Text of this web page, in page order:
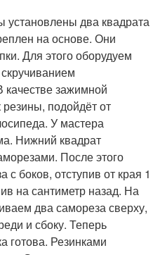
два квадрата
на основе. Они
Для этого оборудуем
качестве зажимной
резины, подойдёт от
У мастера
Нижний квадрат
После этого
боков, отступив от края 1
на сантиметр назад. На
два самореза сверху,
и сбоку. Теперь
готова. Резинками